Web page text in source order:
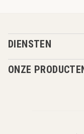
DIENSTEN
ONZE